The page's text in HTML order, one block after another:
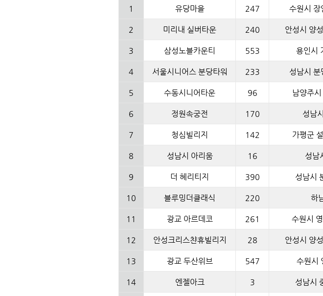
1 유당마을 247 수원시
2 미리내 실버타운 240 안성시 양
3 삼성노블카운티 553 용인시
4 서울시니어스 분당타워 233 성남시
5 수동시니어타운 96 남양주
6 정원속궁전 170 성남
7 청심빌리지 142 가평군
8 성남시 아리움 16 성남
9 더 헤리티지 390 성남시
10 블루밍더클래식 220 하
11 광교 아르데코 261 수원시
12 안성크리스챤휴빌리지 28 안성시 양
13 광교 두산위브 547 수원시
14 엔젤아크 3 성남시